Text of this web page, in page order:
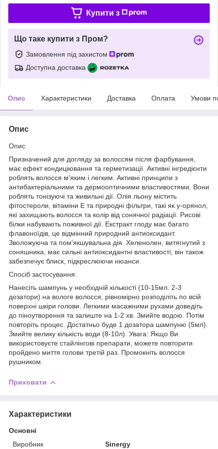
Купити з
Що таке купити з Пром?
Замовлення під захистом
Доступна доставка
Опис Характеристики Доставка Оплата Умови
Опис
Опис
Призначений для догляду за волоссям після фарбування,
має ефект кондиціювання та герметизації. Активні інгредієнти
роблять волосся м'яким і легким. Активні принципи з
антибактеріальними та дермооптичними властивостями. Вони
роблять тонізуючі та живильні дії. Олія льону містить
фітостероли, вітаміни Е та природні фільтри, такі як y-орянол,
які захищають волосся та колір від сонячної радіації. Рисові
білки набувають поживної дії. Екстракт глоду має багато
флавоноїдів, це відмінний природний антиоксидант.
Зволожуюча та пом'якшувальна дія. Хеленолен, витягнутий з
соняшника, має сильні антиоксидантні властивості, він також
забезпечує блиск, підкреслюючи нюанси.
Спосіб застосування:
Нанесіть шампунь у необхідній кількості (10-15мл. 2-3
дозатори) на вологе волосся, рівномірно розподіліть по всій
поверхні шкіри голови. Легкими масажними рухами доведіть
до піноутворення та залиште на 1-2 хв. Змийте водою. Потім
повторіть процес. Достатньо буде 1 дозатора шампуню (5мл).
Змийте велику кількість води (8-10л). Увага: Якщо Ви
використовуєте стайлінгові препарати, можете повторити
пройдено миття голови третій раз. Промокніть волосся
рушником.
Приховати
Характеристики
Основні
Виробник
Sinergy